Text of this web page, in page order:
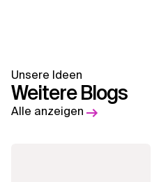
Unsere Ideen
Weitere Blogs
Alle anzeigen